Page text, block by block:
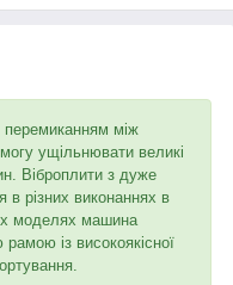
перемиканням між
ущільнювати великі
Віброплити з дуже
в різних виконаннях в
моделях машина
із високоякісної